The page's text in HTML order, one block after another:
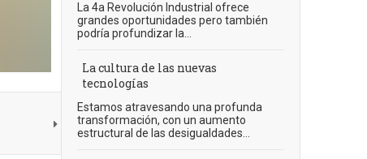
La 4a Revolución Industrial ofrece
grandes oportunidades pero también
podría profundizar la...
La cultura de las nuevas
tecnologías
Estamos atravesando una profunda
transformación, con un aumento
estructural de las desigualdades...